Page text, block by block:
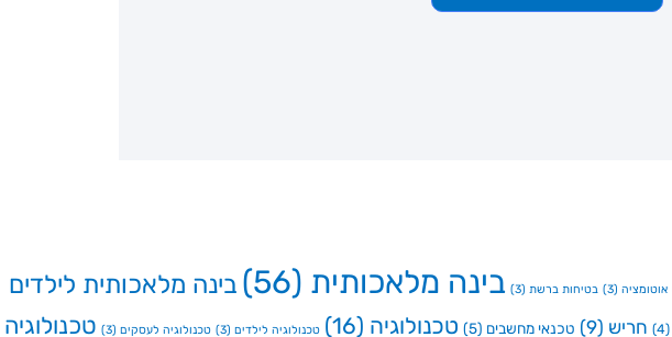
אוטומציה (3) בטיחות ברשת (3) בינה מלאכותית (56)
בינה מלאכותית לילדים
(4) חריש (9) טכנאי מחשבים (5) טכנולוגיה (16) טכנולוגיה לילדים (3) טכנולוגיה לעסקים (3)
טכנולוגיה